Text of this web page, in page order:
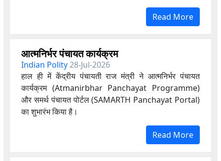
Read More
आत्मनिर्भर पंचायत कार्यक्रम
Indian Polity28-Jul-2026
हाल ही में केंद्रीय पंचायती राज मंत्री ने आत्मनिर्भर पंचायत
कार्यक्रम (Atmanirbhar Panchayat Programme)
और समर्थ पंचायत पोर्टल (SAMARTH Panchayat Portal)
का शुभारंभ किया है।
Read More